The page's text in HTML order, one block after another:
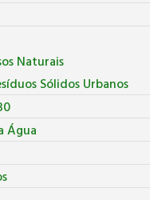
Naturais
Sólidos Urbanos
Água